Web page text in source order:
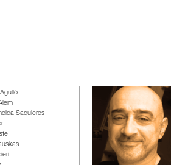
Saquieres